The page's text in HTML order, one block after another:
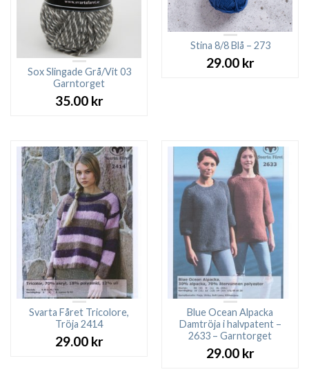
Sox Slingade Grå/Vit 03
Garntorget
35.00 kr
Stina 8/8 Blå – 273
29.00 kr
Svarta Fåret Tricolore,
Tröja 2414
29.00 kr
Blue Ocean Alpacka
Damtröja i halvpatent –
2633 – Garntorget
29.00 kr